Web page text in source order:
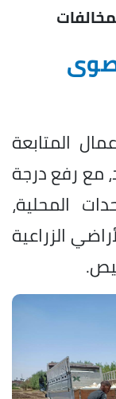
المتابعة
مع رفع درجة
المحلية،
الزراعية